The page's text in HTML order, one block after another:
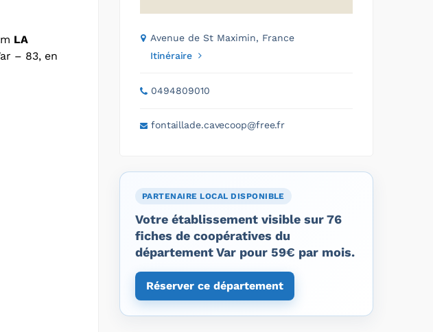
LA
– 83, en
Avenue de St Maximin, France
Itinéraire
0494809010
fontaillade.cavecoop@free.fr
PARTENAIRE LOCAL DISPONIBLE
Votre établissement visible sur 76
fiches de coopératives du
département Var pour 59€ par mois.
Réserver ce département